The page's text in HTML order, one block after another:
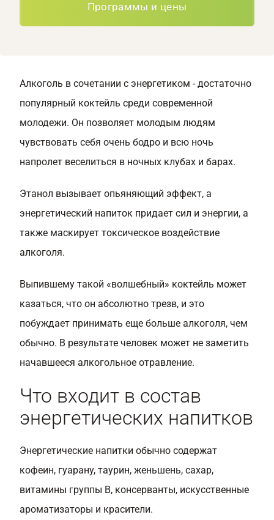
Программы и цены
Алкоголь в сочетании с энергетиком - достаточно
популярный коктейль среди современной
молодежи. Он позволяет молодым людям
чувствовать себя очень бодро и всю ночь
напролет веселиться в ночных клубах и барах.
Этанол вызывает опьяняющий эффект, а
энергетический напиток придает сил и энергии, а
также маскирует токсическое воздействие
алкоголя.
Выпившему такой «волшебный» коктейль может
казаться, что он абсолютно трезв, и это
побуждает принимать еще больше алкоголя, чем
обычно. В результате человек может не заметить
начавшееся алкогольное отравление.
Что входит в состав
энергетических напитков
Энергетические напитки обычно содержат
кофеин, гуарану, таурин, женьшень, сахар,
витамины группы В, консерванты, искусственные
ароматизаторы и красители.